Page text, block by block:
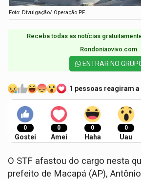
Foto: Divulgação/ Operação PF
Receba todas as notícias
Rondoniaovivo.com.​
ENTRAR NO
1 pessoas reagiram
0
Gostei
0
Amei
0
Haha
0
Uau
O STF afastou do cargo nesta
prefeito de Macapá (AP),